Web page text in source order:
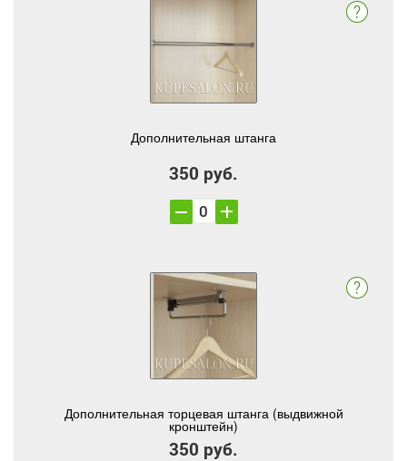
Дополнительная штанга
350 руб.
Дополнительная торцевая штанга (выдвижной
кронштейн)
350 руб.